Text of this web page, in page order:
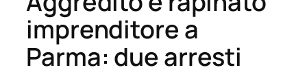
imprenditore a
Parma: due arresti